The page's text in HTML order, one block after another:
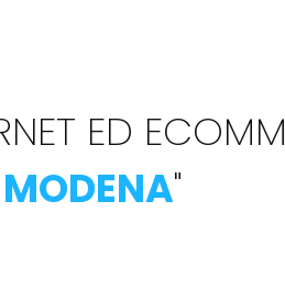
ED
MODENA"